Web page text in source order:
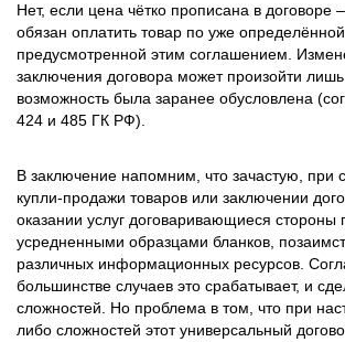
Нет, если цена чётко прописана в договоре
обязан оплатить товар по уже
предусмотренной этим соглашением.
заключения договора может произойти лишь
возможность была заранее обусловлена
424 и 485 ГК РФ).
В заключение напомним, что зачастую, при
купли-продажи товаров или заключении
оказании услуг договаривающиеся стороны
усредненными образцами бланков,
различных информационных ресурсов.
большинстве случаев это срабатывает, и
сложностей. Но проблема в том, что при
либо сложностей этот универсальный